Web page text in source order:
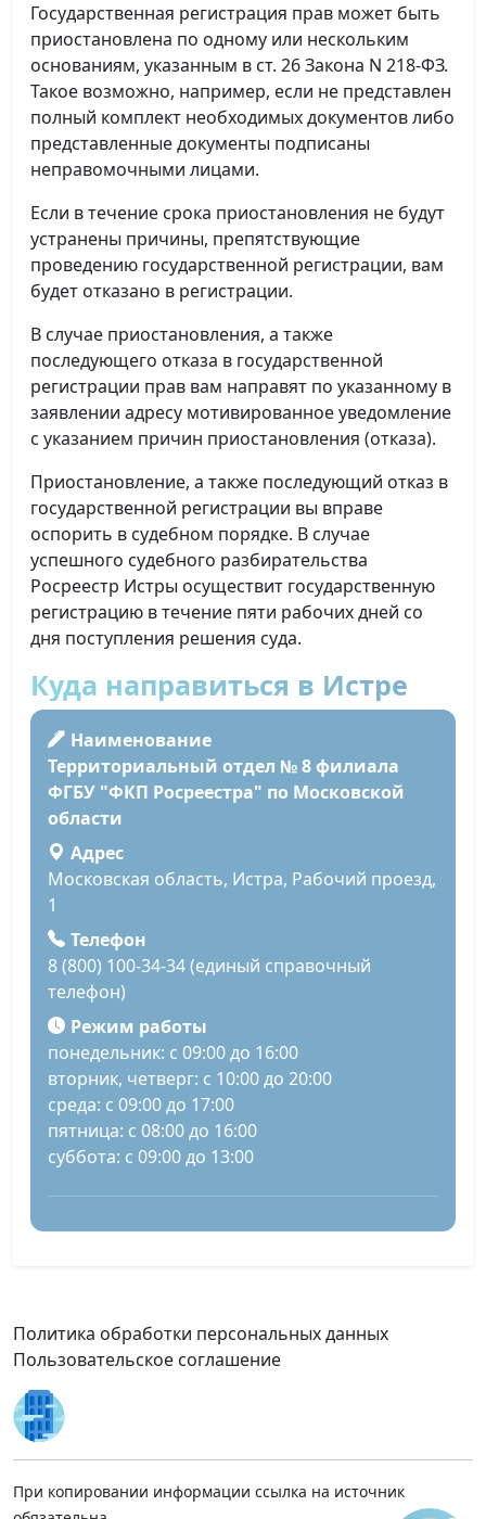
Государственная регистрация прав может быть
приостановлена по одному или нескольким
основаниям, указанным в ст. 26 Закона N 218-ФЗ.
Такое возможно, например, если не представлен
полный комплект необходимых документов либо
представленные документы подписаны
неправомочными лицами.
Если в течение срока приостановления не будут
устранены причины, препятствующие
проведению государственной регистрации, вам
будет отказано в регистрации.
В случае приостановления, а также
последующего отказа в государственной
регистрации прав вам направят по указанному в
заявлении адресу мотивированное уведомление
с указанием причин приостановления (отказа).
Приостановление, а также последующий отказ в
государственной регистрации вы вправе
оспорить в судебном порядке. В случае
успешного судебного разбирательства
Росреестр Истры осуществит государственную
регистрацию в течение пяти рабочих дней со
дня поступления решения суда.
Куда направиться в Истре
Наименование
Территориальный отдел № 8 филиала
ФГБУ "ФКП Росреестра" по Московской
области
Адрес
Московская область, Истра, Рабочий проезд,
1
Телефон
8 (800) 100-34-34 (единый справочный
телефон)
Режим работы
понедельник: с 09:00 до 16:00
вторник, четверг: с 10:00 до 20:00
среда: с 09:00 до 17:00
пятница: с 08:00 до 16:00
суббота: с 09:00 до 13:00
Политика обработки персональных данных
Пользовательское соглашение
При копировании информации ссылка на источник